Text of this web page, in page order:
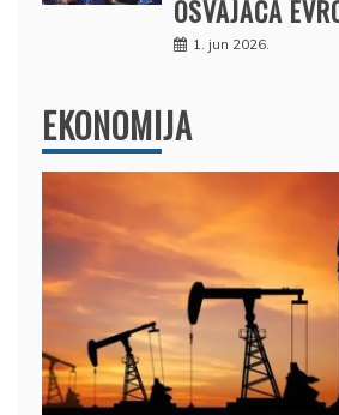
OSVAJAČA
1. jun 2026.
EKONOMIJA